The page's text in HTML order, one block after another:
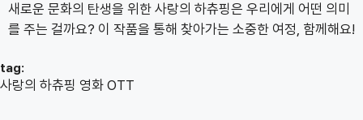
새로운 문화의 탄생을 위한 사랑의 하츄핑은 우리에게 어떤 의미
를 주는 걸까요? 이 작품을 통해 찾아가는 소중한 여정, 함께해요!
tag:
사랑의 하츄핑 영화 OTT